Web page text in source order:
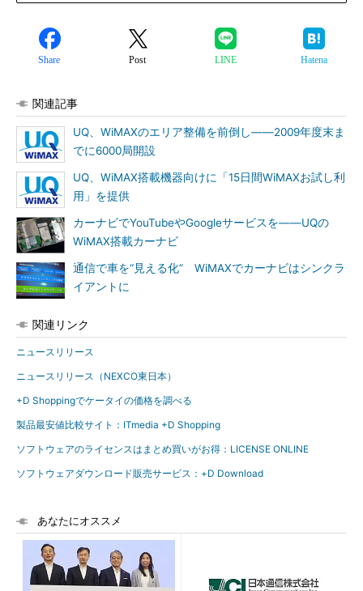
Share Post LINE Hatena
関連記事
UQ、WiMAXのエリア整備を前倒し――2009年度末ま
でに6000局開設
UQ、WiMAX搭載機器向けに「15日間WiMAXお試し利
用」を提供
カーナビでYouTubeやGoogleサービスを――UQの
WiMAX搭載カーナビ
通信で車を“見える化” WiMAXでカーナビはシンクラ
イアントに
関連リンク
ニュースリリース
ニュースリリース（NEXCO東日本）
+D Shoppingでケータイの価格を調べる
製品最安値比較サイト：ITmedia +D Shopping
ソフトウェアのライセンスはまとめ買いがお得：LICENSE ONLINE
ソフトウェアダウンロード販売サービス：+D Download
あなたにオススメ